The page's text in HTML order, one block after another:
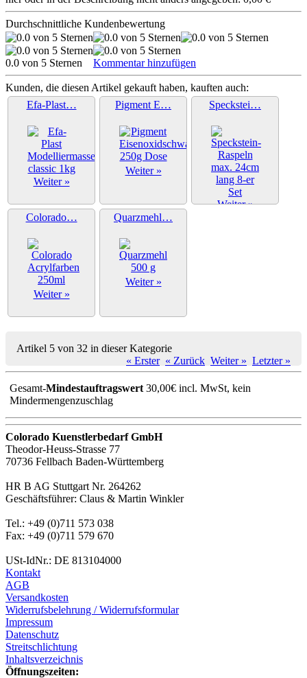
Durchschnittliche Kundenbewertung
0.0 von 5 Sternen Kommentar hinzufügen
Kunden, die diesen Artikel gekauft haben, kauften auch:
Efa-Plast…
Weiter »
Pigment E…
Weiter »
Speckstei…
Weiter »
Colorado…
Weiter »
Quarzmehl…
Weiter »
Artikel 5 von 32 in dieser Kategorie
« Erster « Zurück Weiter » Letzter »
Gesamt-Mindestauftragswert30,00€ incl. MwSt, kein
Mindermengenzuschlag
Colorado Kuenstlerbedarf GmbH
Theodor-Heuss-Strasse 77
70736 Fellbach Baden-Württemberg
HR B AG Stuttgart Nr. 264262
Geschäftsführer: Claus & Martin Winkler
Tel.: +49 (0)711 573 038
Fax: +49 (0)711 579 670
USt-IdNr.: DE 813104000
Kontakt
AGB
Versandkosten
Widerrufsbelehrung / Widerrufsformular
Impressum
Datenschutz
Streitschlichtung
Inhaltsverzeichnis
Öffnungszeiten: